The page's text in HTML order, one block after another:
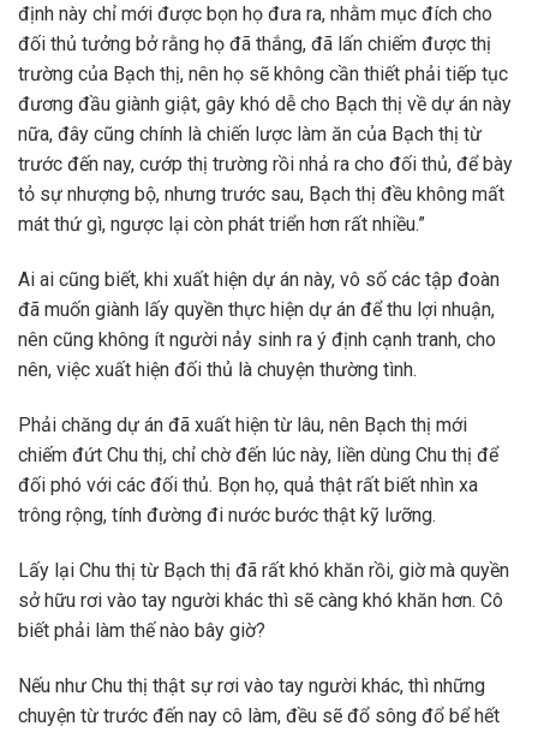
định này chỉ mới được bọn họ đưa ra, nhằm mục đích cho
đối thủ tưởng bở rằng họ đã thắng, đã lấn chiếm được thị
trường của Bạch thị, nên họ sẽ không cần thiết phải tiếp tục
đương đầu giành giật, gây khó dễ cho Bạch thị về dự án này
nữa, đây cũng chính là chiến lược làm ăn của Bạch thị từ
trước đến nay, cướp thị trường rồi nhả ra cho đối thủ, để bày
tỏ sự nhượng bộ, nhưng trước sau, Bạch thị đều không mất
mát thứ gì, ngược lại còn phát triển hơn rất nhiều.”
Ai ai cũng biết, khi xuất hiện dự án này, vô số các tập đoàn
đã muốn giành lấy quyền thực hiện dự án để thu lợi nhuận,
nên cũng không ít người nảy sinh ra ý định cạnh tranh, cho
nên, việc xuất hiện đối thủ là chuyện thường tình.
Phải chăng dự án đã xuất hiện từ lâu, nên Bạch thị mới
chiếm đứt Chu thị, chỉ chờ đến lúc này, liền dùng Chu thị để
đối phó với các đối thủ. Bọn họ, quả thật rất biết nhìn xa
trông rộng, tính đường đi nước bước thật kỹ lưỡng.
Lấy lại Chu thị từ Bạch thị đã rất khó khăn rồi, giờ mà quyền
sở hữu rơi vào tay người khác thì sẽ càng khó khăn hơn. Cô
biết phải làm thế nào bây giờ?
Nếu như Chu thị thật sự rơi vào tay người khác, thì những
chuyện từ trước đến nay cô làm, đều sẽ đổ sông đổ bể hết